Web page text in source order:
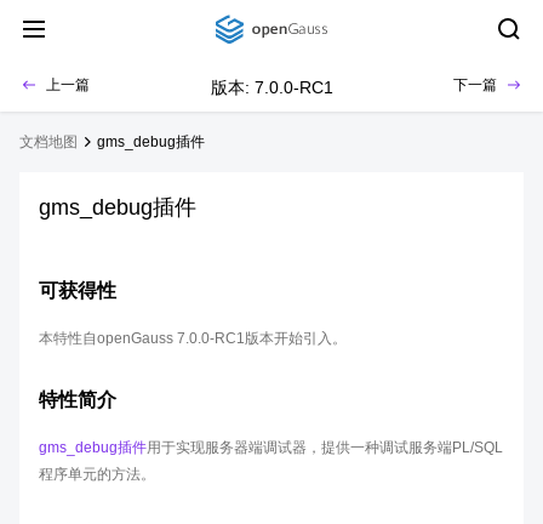
上一篇 版本: 7.0.0-RC1 下一篇
文档地图 gms_debug插件
gms_debug插件
可获得性
本特性自openGauss 7.0.0-RC1版本开始引入。
特性简介
gms_debug插件用于实现服务器端调试器，提供一种调试服务端PL/SQL
程序单元的方法。